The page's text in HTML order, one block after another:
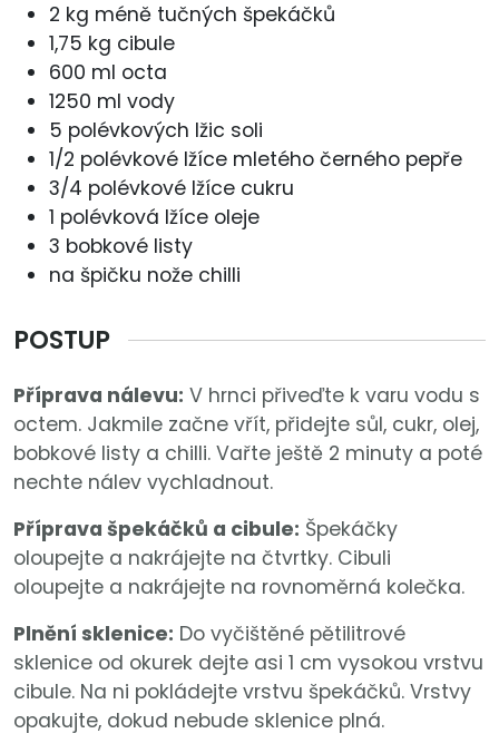
2 kg méně tučných špekáčků
1,75 kg cibule
600 ml octa
1250 ml vody
5 polévkových lžic soli
1/2 polévkové lžíce mletého černého pepře
3/4 polévkové lžíce cukru
1 polévková lžíce oleje
3 bobkové listy
na špičku nože chilli
POSTUP
Příprava nálevu: V hrnci přiveďte k varu vodu s
octem. Jakmile začne vřít, přidejte sůl, cukr, olej,
bobkové listy a chilli. Vařte ještě 2 minuty a poté
nechte nálev vychladnout.
Příprava špekáčků a cibule: Špekáčky
oloupejte a nakrájejte na čtvrtky. Cibuli
oloupejte a nakrájejte na rovnoměrná kolečka.
Plnění sklenice: Do vyčištěné pětilitrové
sklenice od okurek dejte asi 1 cm vysokou vrstvu
cibule. Na ni pokládejte vrstvu špekáčků. Vrstvy
opakujte, dokud nebude sklenice plná.